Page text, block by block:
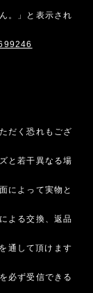
。」と表示され
だく恐れもござ
と若干異なる場
によって実物と
よる交換、返品
通して頂けます
必ず受信できる